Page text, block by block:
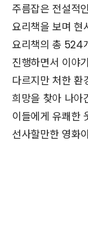
주름잡은 전설적
요리책을 보며 현
요리책의 총 524
진행하면서 이야
다르지만 처한 환
희망을 찾아 나아
이들에게 유쾌한
선사할만한 영화